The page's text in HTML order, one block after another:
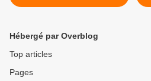
Hébergé par Overblog
Top articles
Pages